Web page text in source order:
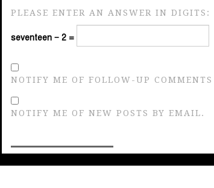
PLEASE ENTER AN ANSWER IN DIGITS:
seventeen − 2 =
NOTIFY ME OF FOLLOW-UP
NOTIFY ME OF NEW POSTS BY EMAIL.